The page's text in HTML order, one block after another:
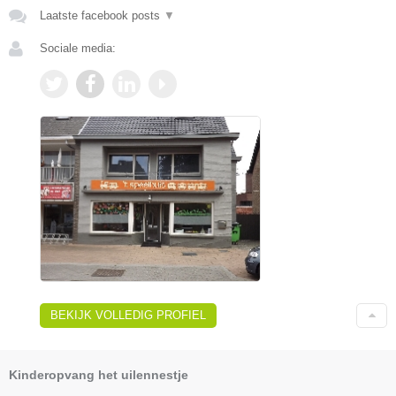
Laatste facebook posts ▼
Sociale media:
BEKIJK VOLLEDIG PROFIEL
Kinderopvang het uilennestje